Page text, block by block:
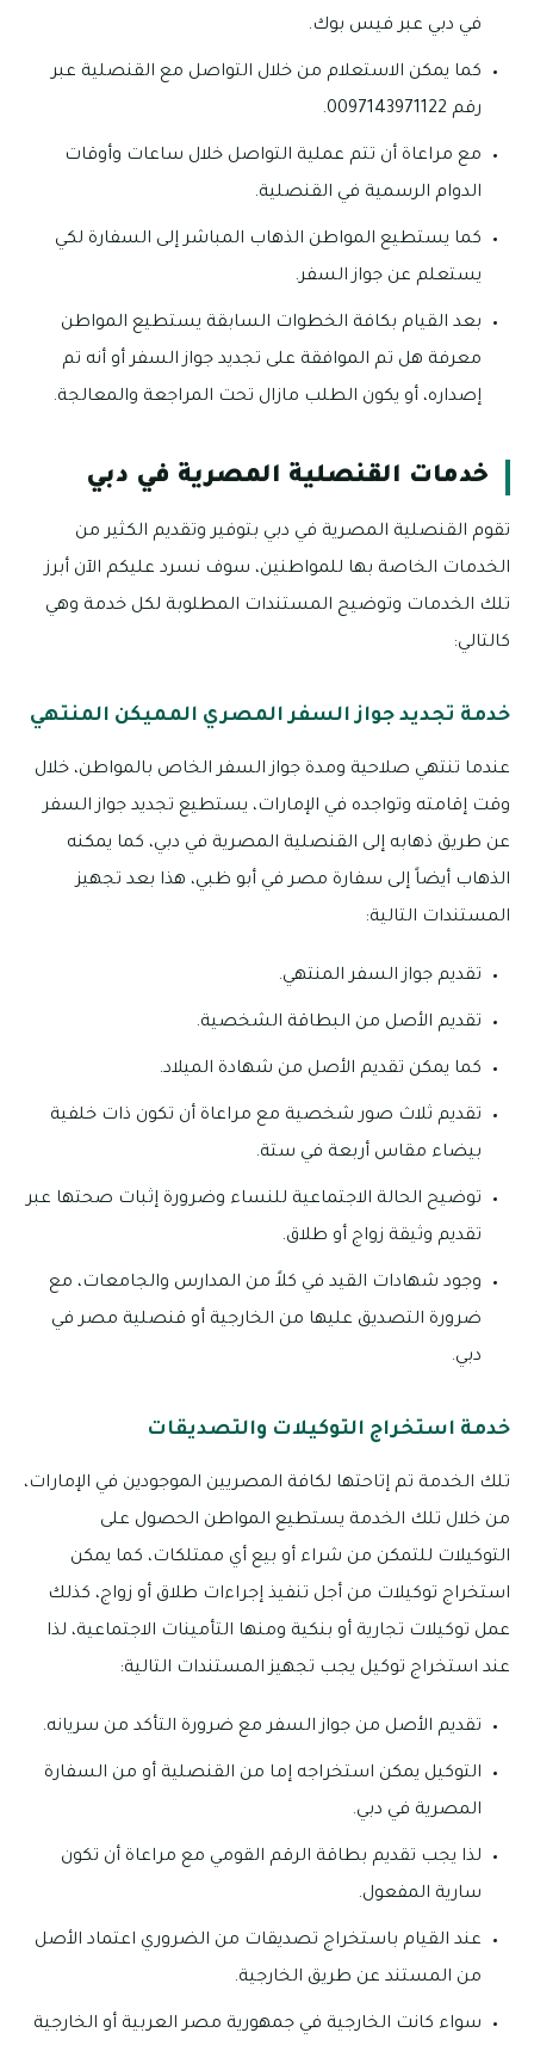
في دبي عبر فيس بوك.
كما يمكن الاستعلام من خلال التواصل مع القنصلية عبر
رقم 0097143971122.
مع مراعاة أن تتم عملية التواصل خلال ساعات وأوقات
الدوام الرسمية في القنصلية.
كما يستطيع المواطن الذهاب المباشر إلى السفارة لكي
يستعلم عن جواز السفر.
بعد القيام بكافة الخطوات السابقة يستطيع المواطن
معرفة هل تم الموافقة على تجديد جواز السفر أو أنه تم
إصداره، أو يكون الطلب مازال تحت المراجعة والمعالجة.
خدمات القنصلية المصرية في دبي
تقوم القنصلية المصرية في دبي بتوفير وتقديم الكثير من
الخدمات الخاصة بها للمواطنين، سوف نسرد عليكم الآن أبرز
تلك الخدمات وتوضيح المستندات المطلوبة لكل خدمة وهي
كالتالي:
خدمة تجديد جواز السفر المصري المميكن المنتهي
عندما تنتهي صلاحية ومدة جواز السفر الخاص بالمواطن، خلال
وقت إقامته وتواجده في الإمارات، يستطيع تجديد جواز السفر
عن طريق ذهابه إلى القنصلية المصرية في دبي، كما يمكنه
الذهاب أيضاً إلى سفارة مصر في أبو ظبي، هذا بعد تجهيز
المستندات التالية:
تقديم جواز السفر المنتهي.
تقديم الأصل من البطاقة الشخصية.
كما يمكن تقديم الأصل من شهادة الميلاد.
تقديم ثلاث صور شخصية مع مراعاة أن تكون ذات خلفية
بيضاء مقاس أربعة في ستة.
توضيح الحالة الاجتماعية للنساء وضرورة إثبات صحتها عبر
تقديم وثيقة زواج أو طلاق.
وجود شهادات القيد في كلاً من المدارس والجامعات، مع
ضرورة التصديق عليها من الخارجية أو قنصلية مصر في
دبي.
خدمة استخراج التوكيلات والتصديقات
تلك الخدمة تم إتاحتها لكافة المصريين الموجودين في الإمارات،
من خلال تلك الخدمة يستطيع المواطن الحصول على
التوكيلات للتمكن من شراء أو بيع أي ممتلكات، كما يمكن
استخراج توكيلات من أجل تنفيذ إجراءات طلاق أو زواج، كذلك
عمل توكيلات تجارية أو بنكية ومنها التأمينات الاجتماعية، لذا
عند استخراج توكيل يجب تجهيز المستندات التالية:
تقديم الأصل من جواز السفر مع ضرورة التأكد من سريانه.
التوكيل يمكن استخراجه إما من القنصلية أو من السفارة
المصرية في دبي.
لذا يجب تقديم بطاقة الرقم القومي مع مراعاة أن تكون
سارية المفعول.
عند القيام باستخراج تصديقات من الضروري اعتماد الأصل
من المستند عن طريق الخارجية.
سواء كانت الخارجية في جمهورية مصر العربية أو الخارجية